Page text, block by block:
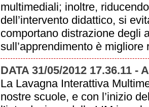
multimediali; inoltre,
dell’intervento didattico, si
comportano distrazione degli
sull’apprendimento è
DATA 31/05/2012 17.36.11 -
La Lavagna Interattiva
nostre scuole, e con l’inizio